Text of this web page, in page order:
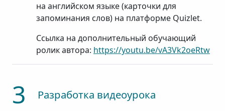
на английском языке (карточки для
запоминания слов) на платформе Quizlet.
Ссылка на дополнительный обучающий
ролик автора: https://youtu.be/vA3Vk2oeRtw
3 Разработка видеоурока